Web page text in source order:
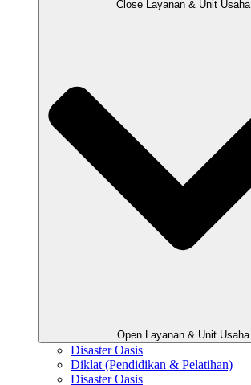
Close Layanan & Unit Usaha
Open Layanan & Unit Usaha
Disaster Oasis
Diklat (Pendidikan & Pelatihan)
Disaster Oasis